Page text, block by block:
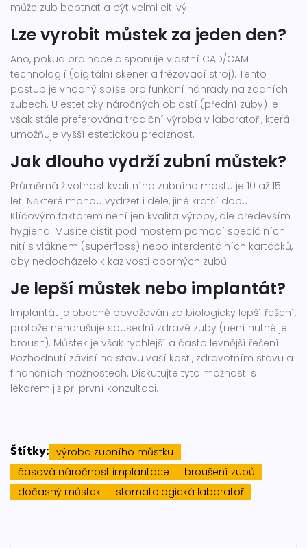
může zub bobtnat a být velmi citlivý.
Lze vyrobit můstek za jeden den?
Ano, pokud ordinace disponuje vlastní CAD/CAM
technologií (digitální skener a frézovací stroj). Tento
postup je vhodný spíše pro funkční náhrady na zadních
zubech. U esteticky náročných oblastí (přední zuby) je
však stále preferována tradiční výroba v laboratoři, která
umožňuje vyšší estetickou preciznost.
Jak dlouho vydrží zubní můstek?
Průměrná životnost kvalitního zubního mostu je 10 až 15
let. Některé mohou vydržet i déle, jiné kratší dobu.
Klíčovým faktorem není jen kvalita výroby, ale především
hygiena. Musíte čistit pod mostem pomocí speciálních
nití s vláknem (superfloss) nebo interdentálních kartáčků,
aby nedocházelo k kazivosti oporných zubů.
Je lepší můstek nebo implantát?
Implantát je obecně považován za biologicky lepší řešení,
protože nenarušuje sousední zdravé zuby (není nutné je
brousit). Můstek je však rychlejší a často levnější řešení.
Rozhodnutí závisí na stavu vaší kosti, zdravotním stavu a
finančních možnostech. Diskutujte tyto možnosti s
lékařem již při první konzultaci.
Štítky: výroba zubního můstku
časová náročnost implantace
broušení zubů
dočasný můstek
stomatologická laboratoř